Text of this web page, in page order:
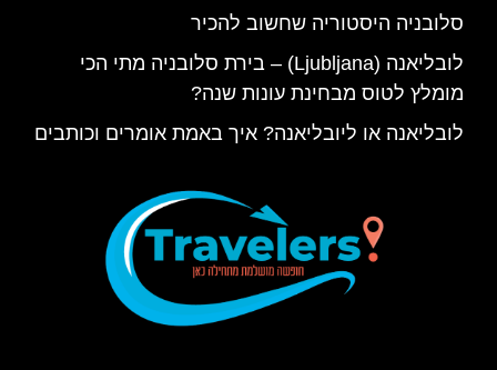
סלובניה היסטוריה שחשוב להכיר
לובליאנה (Ljubljana) – בירת סלובניה מתי הכי
מומלץ לטוס מבחינת עונות שנה?
לובליאנה או ליובליאנה? איך באמת אומרים וכותבים